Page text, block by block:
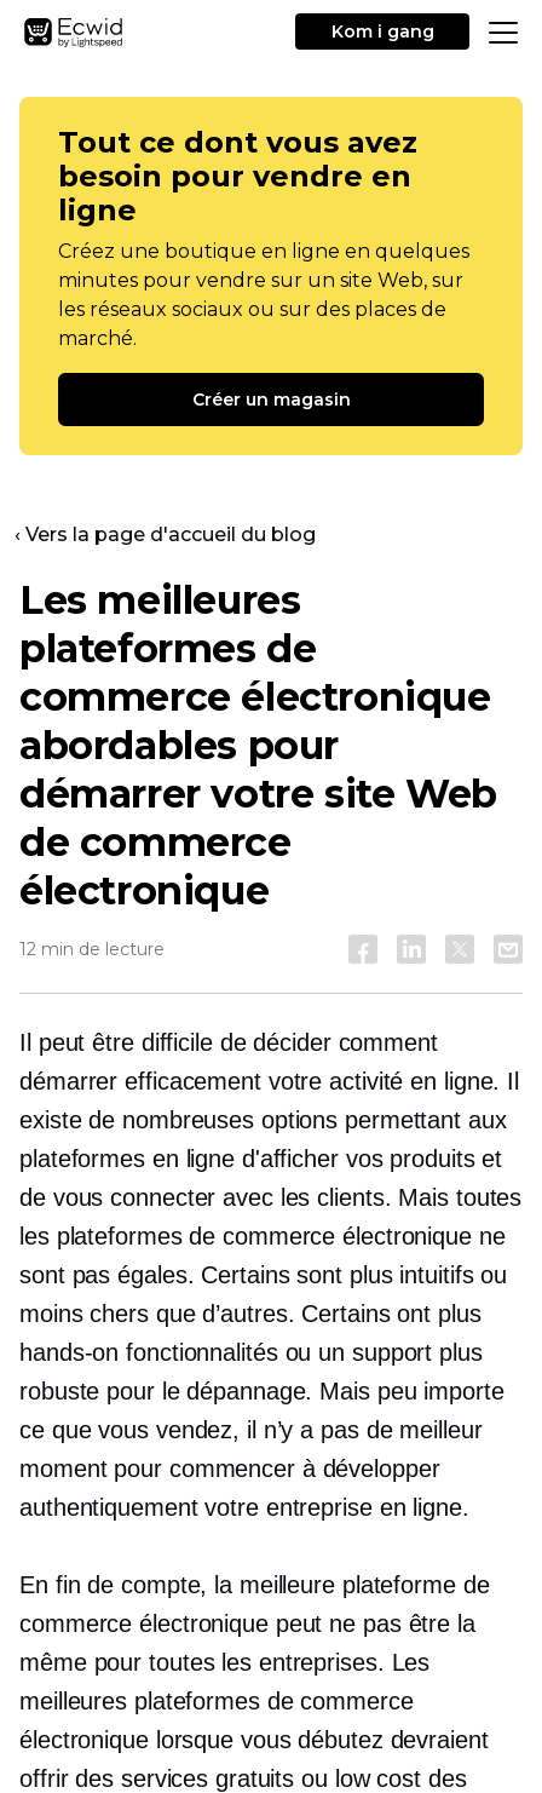
Kom i gang
Tout ce dont vous avez
besoin pour vendre en
ligne
Créez une boutique en ligne en quelques
minutes pour vendre sur un site Web, sur
les réseaux sociaux ou sur des places de
marché.
Créer un magasin
‹ Vers la page d'accueil du blog
Les meilleures
plateformes de
commerce électronique
abordables pour
démarrer votre site Web
de commerce
électronique
12 min de lecture
Il peut être difficile de décider comment
démarrer efficacement votre activité en ligne. Il
existe de nombreuses options permettant aux
plateformes en ligne d'afficher vos produits et
de vous connecter avec les clients. Mais toutes
les plateformes de commerce électronique ne
sont pas égales. Certains sont plus intuitifs ou
moins chers que d’autres. Certains ont plus
hands-on fonctionnalités ou un support plus
robuste pour le dépannage. Mais peu importe
ce que vous vendez, il n’y a pas de meilleur
moment pour commencer à développer
authentiquement votre entreprise en ligne.
En fin de compte, la meilleure plateforme de
commerce électronique peut ne pas être la
même pour toutes les entreprises. Les
meilleures plateformes de commerce
électronique lorsque vous débutez devraient
offrir des services gratuits ou low cost des